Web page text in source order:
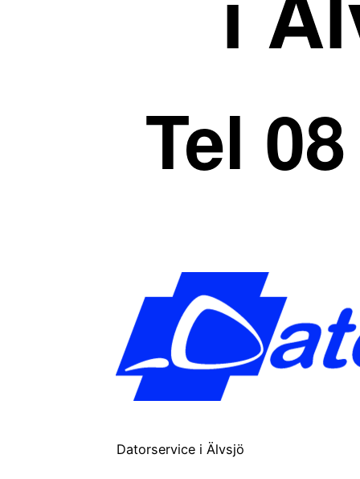
Datorservice i Älvsjö